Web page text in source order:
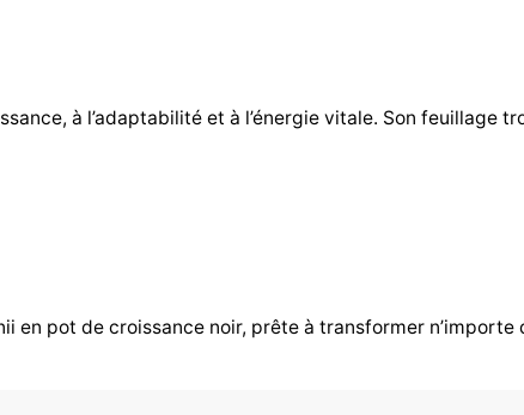
à l’adaptabilité et à l’énergie vitale. Son feuillage
pot de croissance noir, prête à transformer n’importe